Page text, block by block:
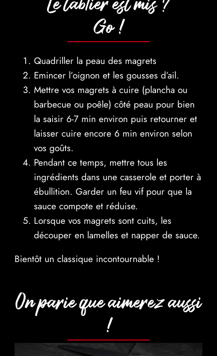
Go !
Quadriller la peau des magrets
Emincer l’oignon et les gousses d’ail.
Mettre vos magrets à cuire (plancha ou
barbecue ou poêle) côté peau pour bien
la saisir 6-7 min environ puis retourner et
laisser cuire encore 6 min environ selon
vos goûts.
Pendant ce temps, mettre tous les
ingrédients dans une casserole et porter à
ébullition. Garder un feu vif pour que la
sauce compote et réduise.
Lorsque vos magrets sont cuits, les
découper en lamelles et napper de sauce.
Bientôt un classique incontournable !
On parie que aimerez aussi
!